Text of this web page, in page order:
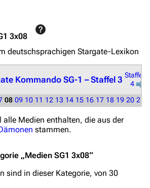
3x08
deutschsprachigen Stargate-Lexikon
Kommando SG-1 – Staffel 3 Staffel
4
08 09 10 11 12 13 14 15 16 17 18 19 20 21
alle Medien enthalten, die aus der
stammen.
„Medien SG1 3x08“
sind in dieser Kategorie, von 30